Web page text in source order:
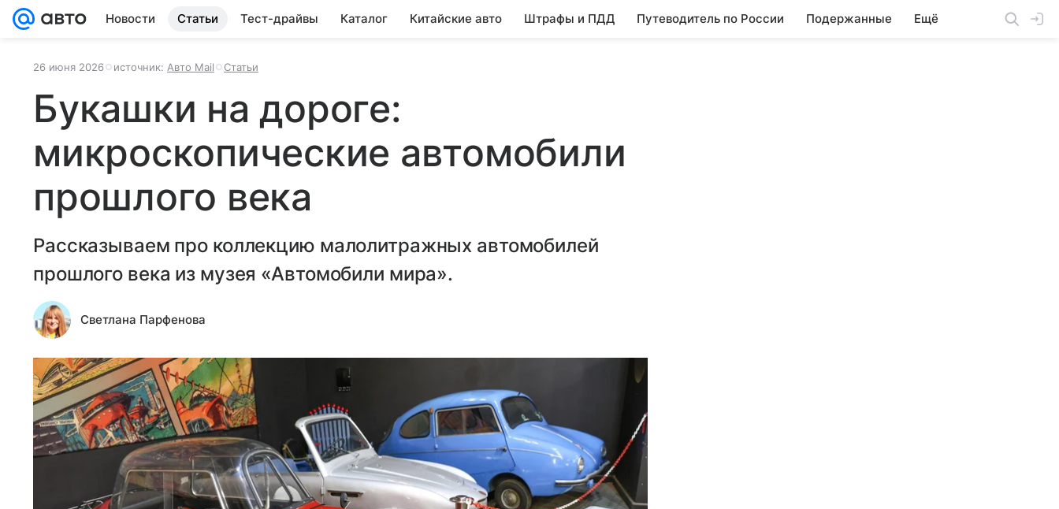
Новости Статьи Тест-драйвы Каталог Китайские авто Штрафы и ПДД Путеводитель по России Подержанные Ещё
26 июня 2026 источник: Авто Mail Статьи
Букашки на дороге:
микроскопические автомобили
прошлого века
Рассказываем про коллекцию малолитражных автомобилей
прошлого века из музея «Автомобили мира».
Светлана Парфенова